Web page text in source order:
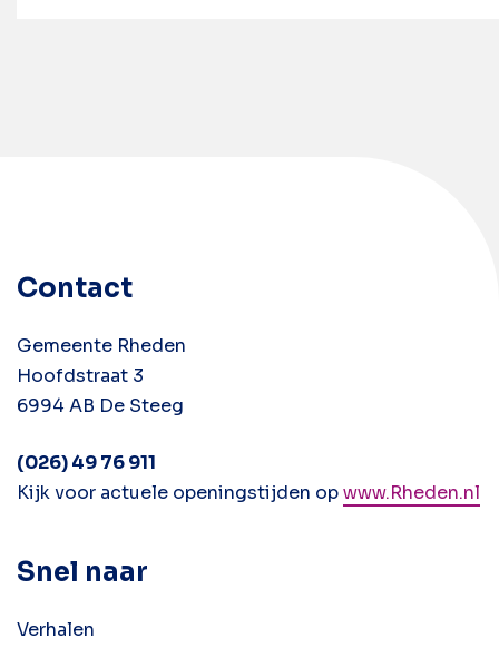
Contact
Gemeente Rheden
Hoofdstraat 3
6994 AB De Steeg
(026) 49 76 911
Kijk voor actuele openingstijden opwww.Rheden.nl
Snel naar
Verhalen